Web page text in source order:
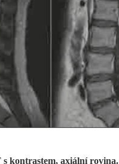
kontrastem, axiální rovina.